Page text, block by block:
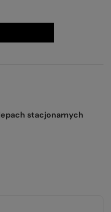
stacjonarnych